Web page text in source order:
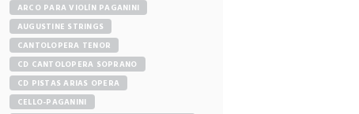
ARCO PARA VIOLÍN PAGANINI
AUGUSTINE STRINGS
CANTOLOPERA TENOR
CD CANTOLOPERA SOPRANO
CD PISTAS ARIAS OPERA
CELLO-PAGANINI